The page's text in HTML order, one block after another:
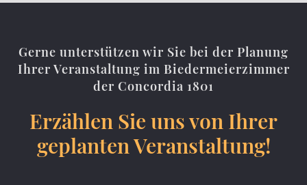
Gerne unterstützen wir Sie bei der Planung
Ihrer Veranstaltung im Biedermeierzimmer
der Concordia 1801
Erzählen Sie uns von Ihrer
geplanten Veranstaltung!